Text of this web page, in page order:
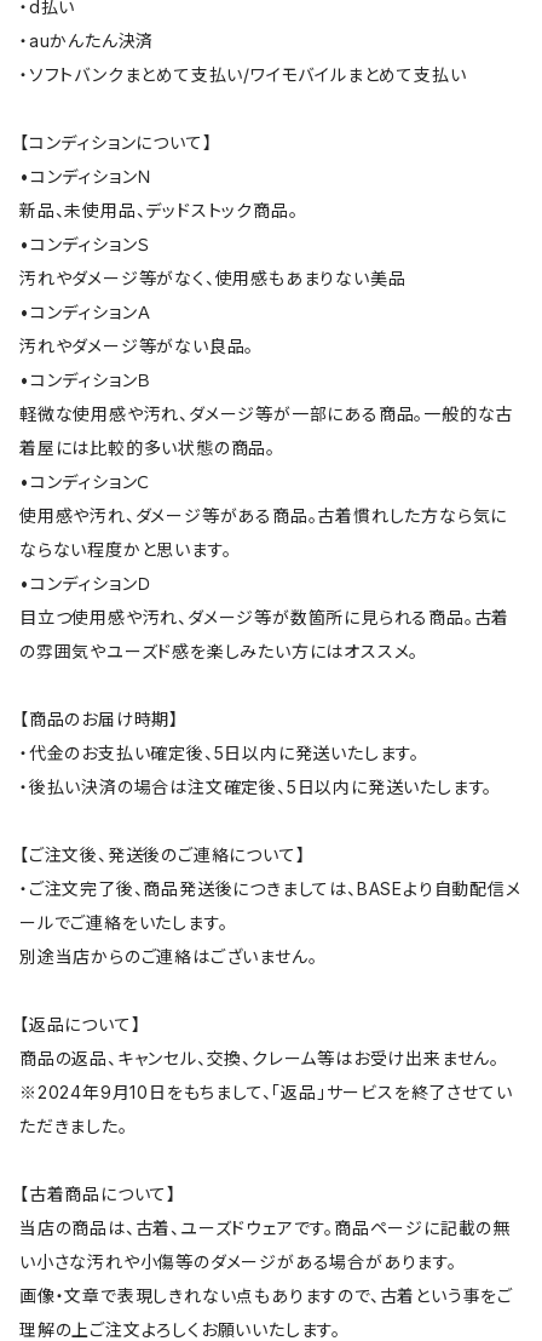
・d払い
・auかんたん決済
・ソフトバンクまとめて支払い/ワイモバイルまとめて支払い
【コンディションについて】
•コンディションＮ
新品、未使用品、デッドストック商品。
•コンディションＳ
汚れやダメージ等がなく、使用感もあまりない美品
•コンディションＡ
汚れやダメージ等がない良品。
•コンディションＢ
軽微な使用感や汚れ、ダメージ等が一部にある商品。一般的な古
着屋には比較的多い状態の商品。
•コンディションＣ
使用感や汚れ、ダメージ等がある商品。古着慣れした方なら気に
ならない程度かと思います。
•コンディションＤ
目立つ使用感や汚れ、ダメージ等が数箇所に見られる商品。古着
の雰囲気やユーズド感を楽しみたい方にはオススメ。
【商品のお届け時期】
・代金のお支払い確定後、5日以内に発送いたします。
・後払い決済の場合は注文確定後、5日以内に発送いたします。
【ご注文後、発送後のご連絡について】
・ご注文完了後、商品発送後につきましては、BASEより自動配信メ
ールでご連絡をいたします。
別途当店からのご連絡はございません。
【返品について】
商品の返品、キャンセル、交換、クレーム等はお受け出来ません。
※2024年9月10日をもちまして、「返品」サービスを終了させてい
ただきました。
【古着商品について】
当店の商品は、古着、ユーズドウェアです。商品ページに記載の無
い小さな汚れや小傷等のダメージがある場合があります。
画像・文章で表現しきれない点もありますので、古着という事をご
理解の上ご注文よろしくお願いいたします。